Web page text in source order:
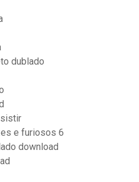
dublado
e furiosos 6
download